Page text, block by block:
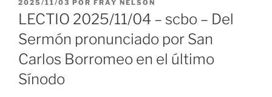
EL
2025/11/03 POR FRAY NELSON
LECTIO 2025/11/04 – scbo – Del
Sermón pronunciado por San
Carlos Borromeo en el último
Sínodo